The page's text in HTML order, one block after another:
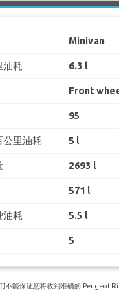
Minivan
油耗 6.3 l
Front
95
公里油耗 5 l
2693 l
571 l
油耗 5.5 l
5
不能保证您将收到准确的 Peugeot